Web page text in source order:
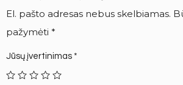
El. pašto adresas nebus skelbiamas.
pažymėti *
Jūsų įvertinimas *